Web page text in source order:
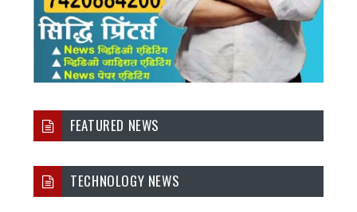
FEATURED NEWS
TECHNOLOGY NEWS